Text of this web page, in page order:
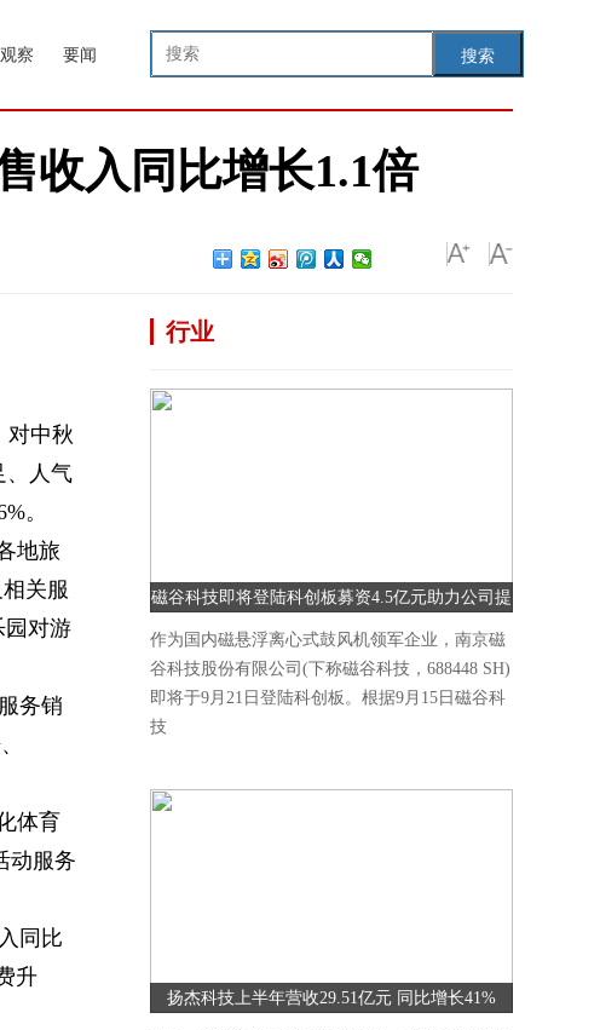
搜索
观察 要闻
收入同比增长1.1倍
对中秋
、人气
。
地旅
关服
园对游
务销
体育
动服务
同比
升
行业
磁谷科技即将登陆科创板募资4.5亿元助力公司提
升研发能力
作为国内磁悬浮离心式鼓风机领军企业，南京磁
谷科技股份有限公司(下称磁谷科技，688448 SH)
即将于9月21日登陆科创板。根据9月15日磁谷科
技
扬杰科技上半年营收29.51亿元 同比增长41%